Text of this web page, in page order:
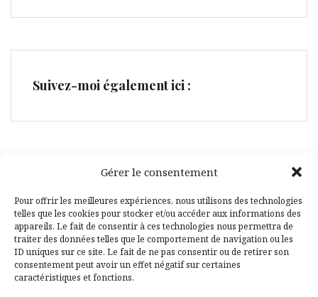
Gérer le consentement
Pour offrir les meilleures expériences, nous utilisons des technologies
telles que les cookies pour stocker et/ou accéder aux informations des
appareils. Le fait de consentir à ces technologies nous permettra de
traiter des données telles que le comportement de navigation ou les
ID uniques sur ce site. Le fait de ne pas consentir ou de retirer son
consentement peut avoir un effet négatif sur certaines
caractéristiques et fonctions.
Suivez-moi également ici :
Facebook
Pinterest